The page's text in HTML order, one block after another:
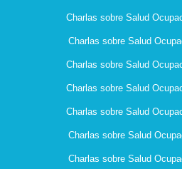
Charlas sobre Salud
Charlas sobre Salud
Charlas sobre Salud
Charlas sobre Salud
Charlas sobre Salud
Charlas sobre Salud
Charlas sobre Salud